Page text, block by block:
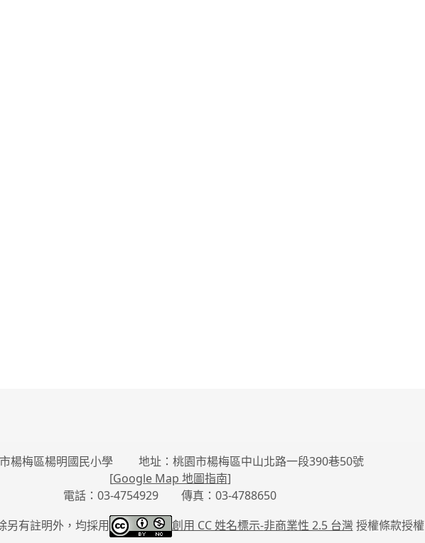
楊梅區楊明國民小學 地址：桃園市楊梅區中山北路一段390巷50號
[Google Map 地圖指南]
電話：03-4754929 傳真：03-4788650
另有註明外，均採用
創用 CC 姓名標示-非商業性 2.5 台灣 授權條款授權